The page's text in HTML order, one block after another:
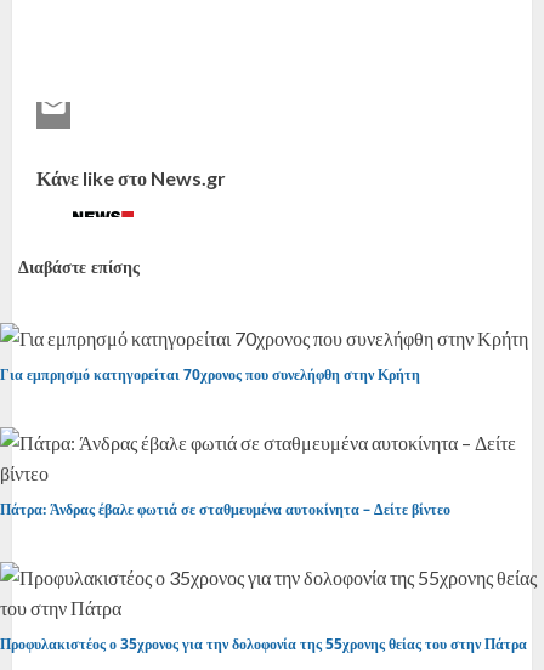
Κάνε like στο News.gr
Διαβάστε επίσης
Για εμπρησμό κατηγορείται 70χρονος που συνελήφθη στην Κρήτη
Πάτρα: Άνδρας έβαλε φωτιά σε σταθμευμένα αυτοκίνητα – Δείτε βίντεο
Προφυλακιστέος ο 35χρονος για την δολοφονία της 55χρονης θείας του στην Πάτρα